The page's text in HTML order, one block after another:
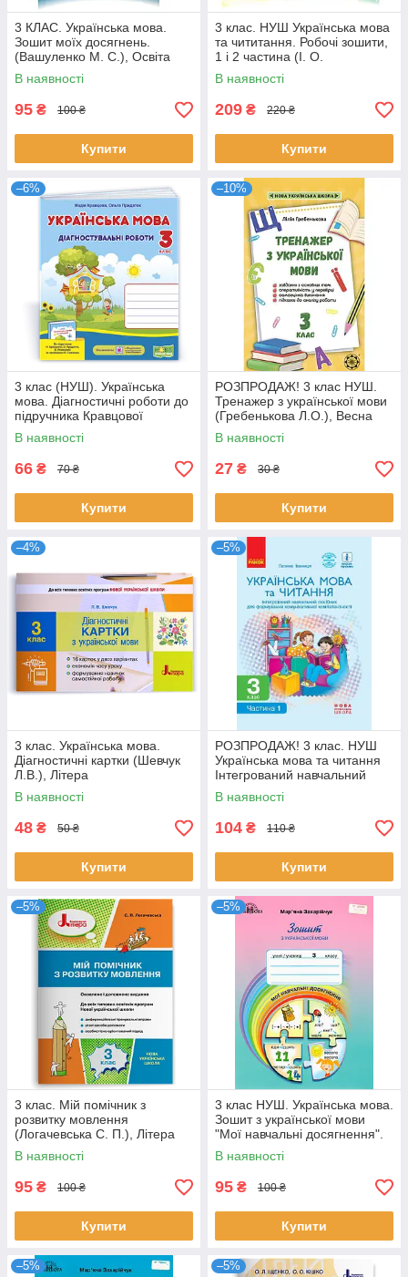
3 КЛАС. Українська мова.
Зошит моїх досягнень.
(Вашуленко М. С.), Освіта
В наявності
95 ₴ 100 ₴
Купити
3 клас. НУШ Українська мова
та чититання. Робочі зошити,
1 і 2 частина (І. О.
Большакова, М. С.
Пристінська),
В наявності
209 ₴ 220 ₴
Купити
–6%
3 клас (НУШ). Українська
мова. Діагностичні роботи до
підручника Кравцової
(Кравцова Н., Придаток О.),
В наявності
66 ₴ 70 ₴
Купити
–10%
РОЗПРОДАЖ! 3 клас НУШ.
Тренажер з української мови
(Гребенькова Л.О.), Весна
В наявності
27 ₴ 30 ₴
Купити
–4%
3 клас. Українська мова.
Діагностичні картки (Шевчук
Л.В.), Літера
В наявності
48 ₴ 50 ₴
Купити
–5%
РОЗПРОДАЖ! 3 клас. НУШ
Українська мова та читання
Інтегрований навчальний
посібник Частина 1 , (Іваниця
Г.А.),
В наявності
104 ₴ 110 ₴
Купити
–5%
3 клас. Мій помічник з
розвитку мовлення
(Логачевська С. П.), Літера
В наявності
95 ₴ 100 ₴
Купити
–5%
3 клас НУШ. Українська мова.
Зошит з української мови
"Мої навчальні досягнення".
(Захарійчук М.Д.), Грамота
В наявності
95 ₴ 100 ₴
Купити
–5% –5%